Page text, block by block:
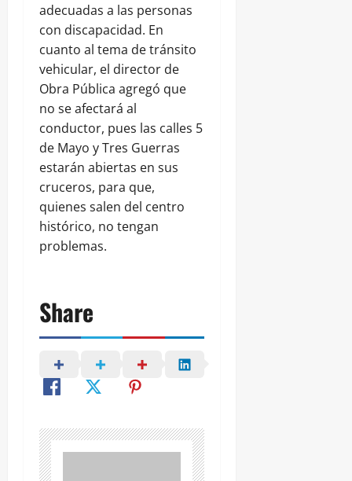
adecuadas a las personas
con discapacidad. En
cuanto al tema de tránsito
vehicular, el director de
Obra Pública agregó que
no se afectará al
conductor, pues las calles 5
de Mayo y Tres Guerras
estarán abiertas en sus
cruceros, para que,
quienes salen del centro
histórico, no tengan
problemas.
Share